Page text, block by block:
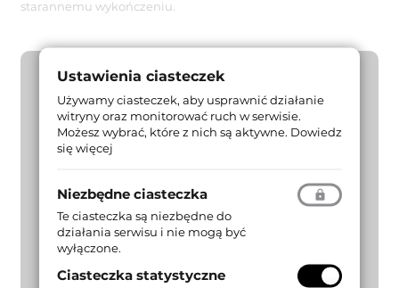
starannemu wykończeniu.
Ustawienia ciasteczek
Używamy ciasteczek, aby usprawnić działanie
witryny oraz monitorować ruch w serwisie.
Możesz wybrać, które z nich są aktywne. Dowiedz
się więcej
Niezbędne ciasteczka
Te ciasteczka są niezbędne do
działania serwisu i nie mogą być
wyłączone.
Ciasteczka statystyczne